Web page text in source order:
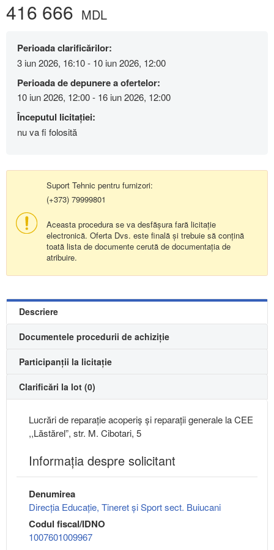
416 666 MDL
Perioada clarificărilor:
3 iun 2026, 16:10 - 10 iun 2026, 12:00
Perioada de depunere a ofertelor:
10 iun 2026, 12:00 - 16 iun 2026, 12:00
Începutul licitației:
nu va fi folosită
Suport Tehnic pentru furnizori:
(+373) 79999801
Aceasta procedura se va desfășura fară licitație
electronică. Oferta Dvs. este finală și trebuie să conțină
toată lista de documente cerută de documentația de
atribuire.
Descriere
Documentele procedurii de achiziție
Participanții la licitație
Clarificări la lot (0)
Lucrări de reparație acoperiș și reparații generale la CEE
,,Lăstărel”, str. M. Cibotari, 5
Informaţia despre solicitant
Denumirea
Direcţia Educaţie, Tineret şi Sport sect. Buiucani
Codul fiscal/IDNO
1007601009967